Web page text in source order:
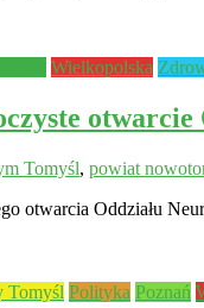
Wielkopolska
otwarcie
Tomyśl, powiat
otwarcia Oddziału
Tomyśl Polityka Poznań